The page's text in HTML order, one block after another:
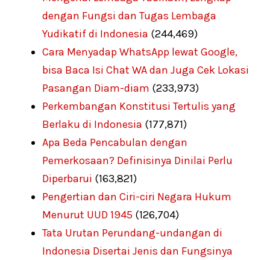
dengan Fungsi dan Tugas Lembaga
Yudikatif di Indonesia (244,469)
Cara Menyadap WhatsApp lewat Google,
bisa Baca Isi Chat WA dan Juga Cek Lokasi
Pasangan Diam-diam (233,973)
Perkembangan Konstitusi Tertulis yang
Berlaku di Indonesia (177,871)
Apa Beda Pencabulan dengan
Pemerkosaan? Definisinya Dinilai Perlu
Diperbarui (163,821)
Pengertian dan Ciri-ciri Negara Hukum
Menurut UUD 1945 (126,704)
Tata Urutan Perundang-undangan di
Indonesia Disertai Jenis dan Fungsinya